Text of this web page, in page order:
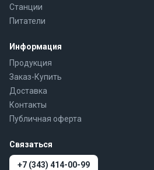
Станции
Питатели
Информация
Продукция
Заказ-Купить
Доставка
Контакты
Публичная оферта
Связаться
+7 (343) 414-00-99